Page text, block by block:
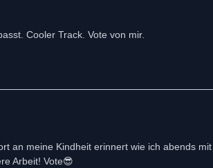
Cooler Track. Vote von mir.
an meine Kindheit erinnert wie ich abends
Arbeit! Vote😎